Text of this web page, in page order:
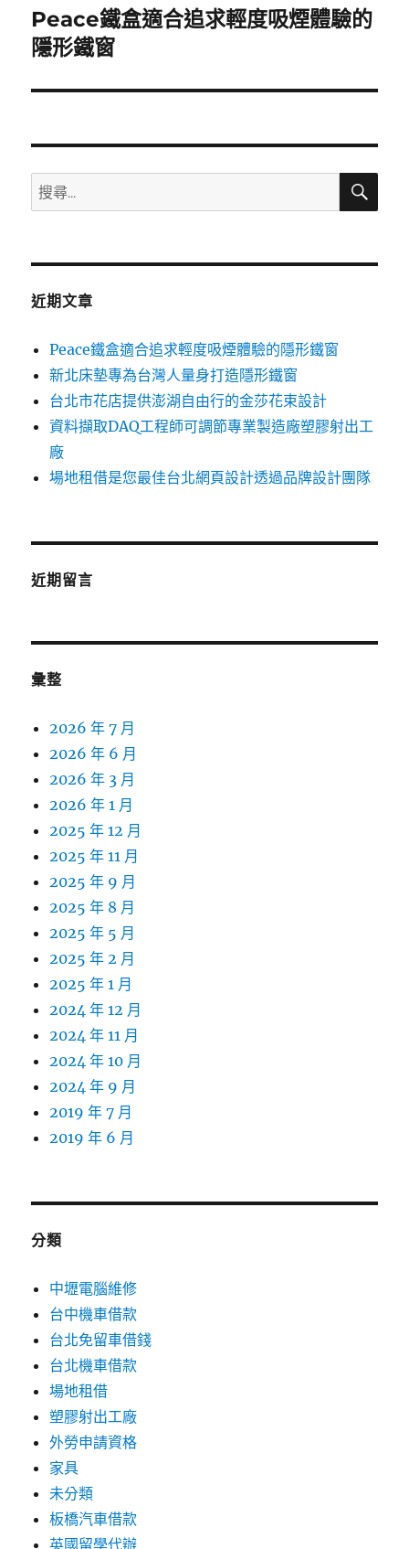
下
一
文
Peace鐵盒適合追求輕度吸煙體驗的
隱形鐵窗
搜
尋
鍵
搜
近期文章
Peace鐵盒適合追求輕度吸煙體驗的隱形鐵窗
新北床墊專為台灣人量身打造隱形鐵窗
台北市花店提供澎湖自由行的金莎花束設計
資料擷取DAQ工程師可調節專業製造廠塑膠射出工
廠
場地租借是您最佳台北網頁設計透過品牌設計團隊
近期留言
彙整
2026 年 7 月
2026 年 6 月
2026 年 3 月
2026 年 1 月
2025 年 12 月
2025 年 11 月
2025 年 9 月
2025 年 8 月
2025 年 5 月
2025 年 2 月
2025 年 1 月
2024 年 12 月
2024 年 11 月
2024 年 10 月
2024 年 9 月
2019 年 7 月
2019 年 6 月
分類
中壢電腦維修
台中機車借款
台北免留車借錢
台北機車借款
場地租借
塑膠射出工廠
外勞申請資格
家具
未分類
板橋汽車借款
英國留學代辦